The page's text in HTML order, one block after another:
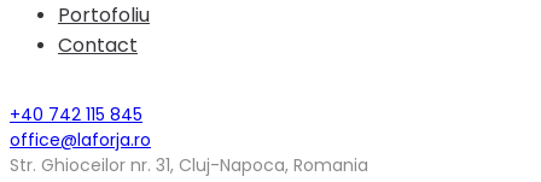
Portofoliu
Contact
+40 742 115 845
office@laforja.ro
Str. Ghioceilor nr. 31, Cluj-Napoca, Romania